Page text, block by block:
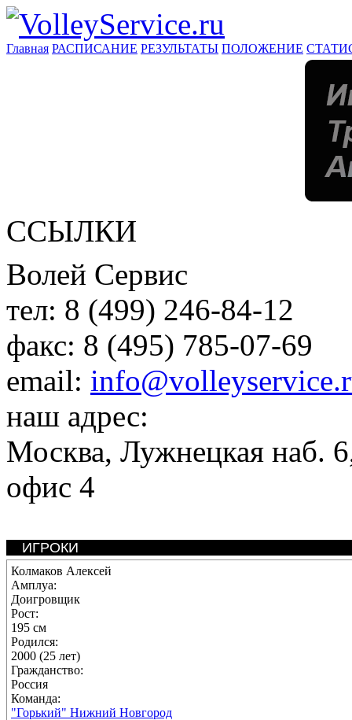
Главная РАСПИСАНИЕ РЕЗУЛЬТАТЫ ПОЛОЖЕНИЕ
ССЫЛКИ
Волей Сервис
тел: 8 (499) 246-84-12
факс: 8 (495) 785-07-69
email:
наш адрес:
Москва, Лужнецкая наб.
офис 4
ИГРОКИ
Колмаков Алексей
Амплуа:
Доигровщик
Рост:
195 см
Родился:
2000 (25 лет)
Гражданство:
Россия
Команда:
"Горький" Нижний Новгород